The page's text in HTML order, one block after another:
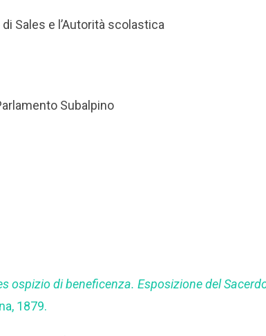
Sales e l’Autorità scolastica
Subalpino
ospizio di beneficenza. Esposizione del
1879.